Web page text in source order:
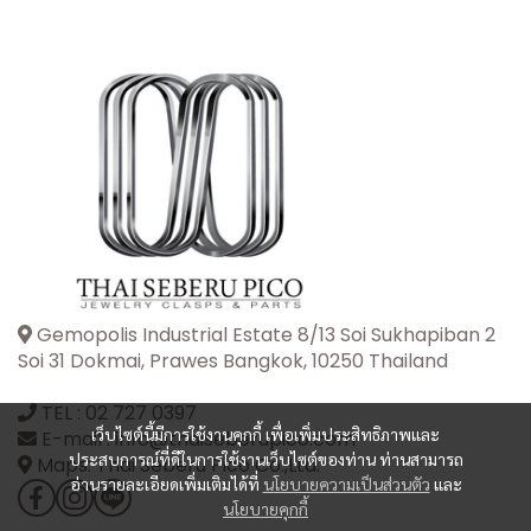
เว็บไซต์นี้มีการใช้งานคุกกี้ เพื่อเพิ่มประสิทธิภาพและ
ประสบการณ์ที่ดีในการใช้งานเว็บไซต์ของท่าน ท่านสามารถ
อ่านรายละเอียดเพิ่มเติมได้ที่ นโยบายความเป็นส่วนตัว และ
นโยบายคุกกี้
Gemopolis Industrial Estate 8/13 Soi Sukhapiban 2
Soi 31 Dokmai, Prawes Bangkok, 10250 Thailand
TEL : 02 727 0397
E-mail : info@thaiseberupico.com
Maps: Thai Seberu Pico Co.,Ltd.